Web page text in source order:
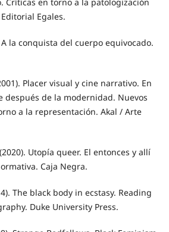
Egales.
la conquista del cuerpo equivocado.
Placer visual y cine narrativo. En
después de la modernidad. Nuevos
a la representación. Akal / Arte
Utopía queer. El entonces y allí
Caja Negra.
The black body in ecstasy. Reading
Duke University Press.